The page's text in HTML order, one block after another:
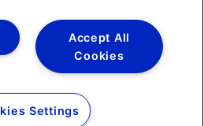
Accept All
Cookies
Settings